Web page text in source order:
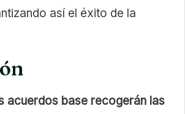
así el éxito de la
acuerdos base recogerán las